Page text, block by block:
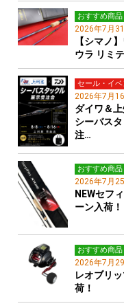
おすすめ商品
2026年7月
【シマノ
ウラ リミ
セール・イベ
2026年7月
ダイワ＆
シーバス
注…
おすすめ商品
2026年7月
NEWセフ
ーン入荷！
おすすめ商品
2026年7月
レオブリ
荷！